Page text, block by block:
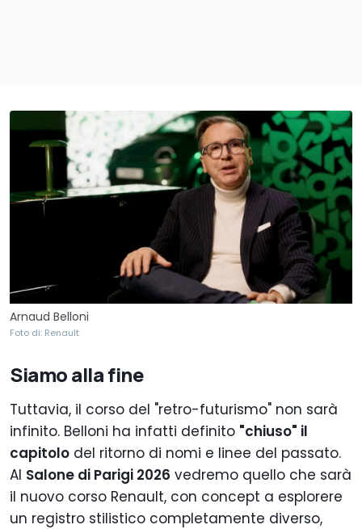
Arnaud Belloni
Foto di: Renault
Siamo alla fine
Tuttavia, il corso del "retro-futurismo" non sarà
infinito. Belloni ha infatti definito "chiuso" il
capitolo del ritorno di nomi e linee del passato.
Al Salone di Parigi 2026 vedremo quello che sarà
il nuovo corso Renault, con concept a esplorere
un registro stilistico completamente diverso,